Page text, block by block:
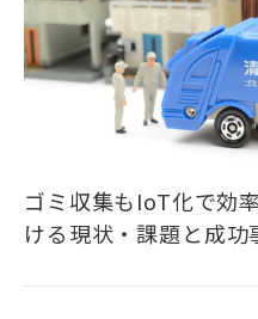
ゴミ収集もIoT化で効
ける現状・課題と成功